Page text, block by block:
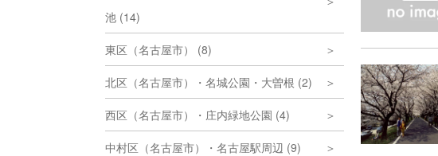
池 (14)
東区（名古屋市） (8)
北区（名古屋市）・名城公園・大曽根 (2)
西区（名古屋市）・庄内緑地公園 (4)
中村区（名古屋市）・名古屋駅周辺 (9)